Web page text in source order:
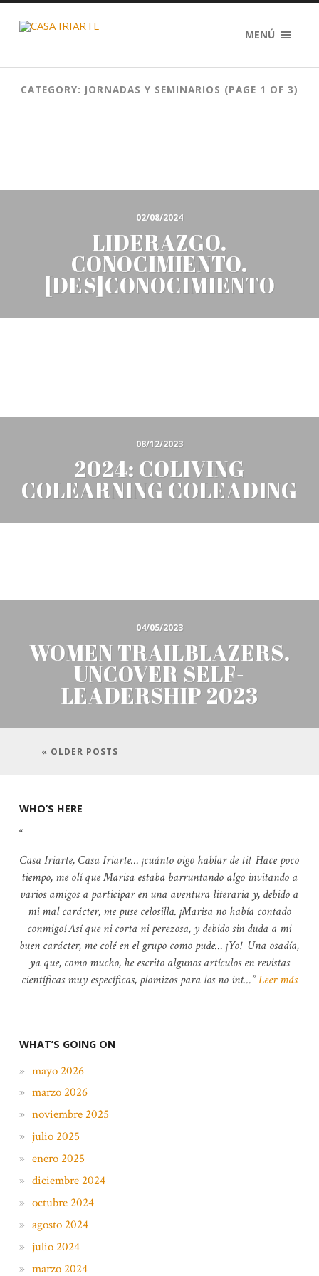
MENÚ
CATEGORY: JORNADAS Y SEMINARIOS (PAGE 1 OF 3)
02/08/2024
LIDERAZGO.
CONOCIMIENTO.
[DES]CONOCIMIENTO
08/12/2023
2024: COLIVING
COLEARNING COLEADING
04/05/2023
WOMEN TRAILBLAZERS.
UNCOVER SELF-
LEADERSHIP 2023
« OLDER POSTS
WHO’S HERE
Casa Iriarte, Casa Iriarte… ¡cuánto oigo hablar de ti! Hace poco
tiempo, me olí que Marisa estaba barruntando algo invitando a
varios amigos a participar en una aventura literaria y, debido a
mi mal carácter, me puse celosilla. ¡Marisa no había contado
conmigo! Así que ni corta ni perezosa, y debido sin duda a mi
buen carácter, me colé en el grupo como pude… ¡Yo! Una osadía,
ya que, como mucho, he escrito algunos artículos en revistas
científicas muy específicas, plomizos para los no int… Leer más
WHAT’S GOING ON
mayo 2026
marzo 2026
noviembre 2025
julio 2025
enero 2025
diciembre 2024
octubre 2024
agosto 2024
julio 2024
marzo 2024